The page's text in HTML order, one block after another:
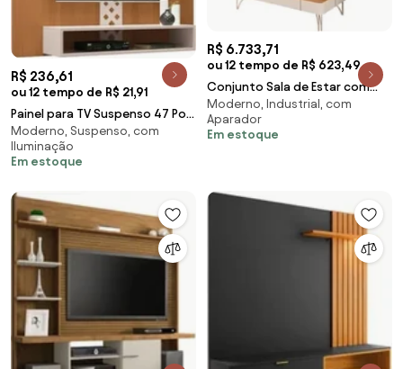
R$ 236,61
ou 12 tempo de R$ 21,91
Painel para TV Suspenso 47 Pol.
Com Nicho Format H01 Off
White/Cinamom
Moderno, Suspenso, com
Iluminação
Em estoque
R$ 6.733,71
ou 12 tempo de R$ 623,49
Conjunto Sala de Estar com
Cristaleira Agnes H01 Off
White/Cinamomo -
Moderno, Industrial, com
Aparador
Em estoque